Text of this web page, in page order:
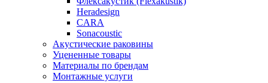
Heradesign
CARA
Sonacoustic
Акустические раковины
Уцененные товары
Материалы по брендам
Монтажные услуги